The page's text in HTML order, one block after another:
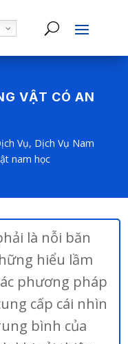
VẬT CÓ AN
Vụ, Dịch Vụ Nam
nam học
là nỗi băn
hiểu lầm
phương pháp
cấp cái nhìn
bình của